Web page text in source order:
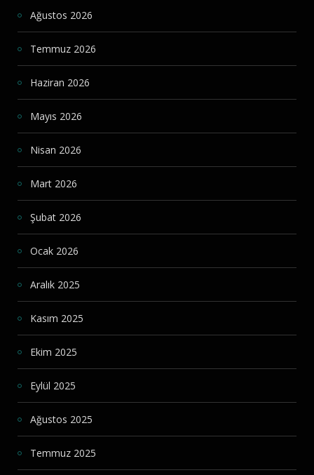
Ağustos 2026
Temmuz 2026
Haziran 2026
Mayıs 2026
Nisan 2026
Mart 2026
Şubat 2026
Ocak 2026
Aralık 2025
Kasım 2025
Ekim 2025
Eylül 2025
Ağustos 2025
Temmuz 2025